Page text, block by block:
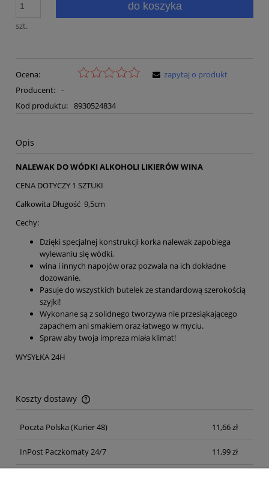
szt.
do koszyka
Ocena:
Producent: -
Kod produktu: 8930524834
zapytaj o produkt
Opis
NALEWAK DO WÓDKI ALKOHOLI LIKIERÓW WINA
CENA DOTYCZY 1 SZTUKI
Całkowita Długość 9,5cm
Cechy:
Dzięki specjalnej konstrukcji korka nalewak zapobiega
wylewaniu się wódki,
wina i innych napojów oraz pozwala na ich dokładne
dozowanie.
Pasuje do wszystkich butelek ze standardową szerokością
szyjki!
Wykonane są z solidnego tworzywa nie przesiąkającego
zapachem ani smakiem oraz łatwego w myciu.
Spraw aby twoja impreza miała klimat!
WYSYŁKA 24H
Koszty dostawy
Cena nie zawiera ewentualnych kosztów płatności
Poczta Polska (Kurier 48) 11,66 zł
InPost Paczkomaty 24/7 11,99 zł